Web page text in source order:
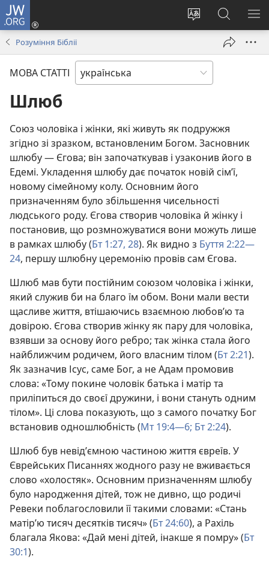
JW.ORG
Змінити
Увійти
(відкривається
вікні)
Пошук
на
сайті
Розуміння Біблії
МОВА СТАТТІ
Шлюб
Союз чоловіка і жінки, які живуть як подружжя
згідно зі зразком, встановленим Богом. Засновник
шлюбу — Єгова; він започаткував і узаконив його в
Едемі. Укладення шлюбу дає початок новій сім’ї,
новому сімейному колу. Основним його
призначенням було збільшення чисельності
людського роду. Єгова створив чоловіка й жінку і
постановив, що розмножуватися вони можуть лише
в рамках шлюбу (Бт 1:27, 28). Як видно з Буття 2:22—
24, першу шлюбну церемонію провів сам Єгова.
Шлюб мав бути постійним союзом чоловіка і жінки,
який служив би на благо їм обом. Вони мали вести
щасливе життя, втішаючись взаємною любов’ю та
довірою. Єгова створив жінку як пару для чоловіка,
взявши за основу його ребро; так жінка стала його
найближчим родичем, його власним тілом (Бт 2:21).
Як зазначив Ісус, саме Бог, а не Адам промовив
слова: «Тому покине чоловік батька і матір та
приліпиться до своєї дружини, і вони стануть одним
тілом». Ці слова показують, що з самого початку Бог
встановив одношлюбність (Мт 19:4—6; Бт 2:24).
Шлюб був невід’ємною частиною життя євреїв. У
Єврейських Писаннях жодного разу не вживається
слово «холостяк». Основним призначенням шлюбу
було народження дітей, тож не дивно, що родичі
Ревеки поблагословили її такими словами: «Стань
матір’ю тисяч десятків тисяч» (Бт 24:60), а Рахіль
благала Якова: «Дай мені дітей, інакше я помру» (Бт
30:1).